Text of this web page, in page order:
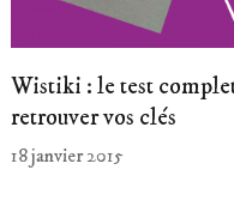
Wistiki : le test
retrouver vos clés
18 janvier 2015